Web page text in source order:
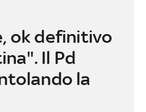
ok definitivo
Il Pd
la